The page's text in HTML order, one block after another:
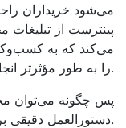
می‌شود خریداران
پینترست از تبلیغات
می‌کند که به
را به طور مؤثرتر انجام دهند.
پس چگونه می‌توان
دستورالعمل دقیقی برای هر نوع پین آورده شده است.